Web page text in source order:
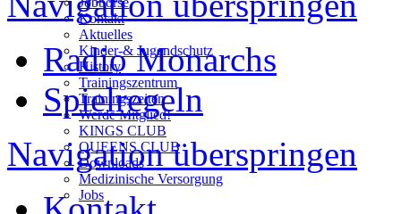
Kontakt
Aktuelles
Kinder-& Jugendschutz
History
Trainingszentrum
Trainingszeiten
Werde Mitglied!
KINGS CLUB
QUEENS CLUB
Downloads
Medizinische Versorgung
Jobs
Radio Monarchs
Spielregeln
Navigation überspringen